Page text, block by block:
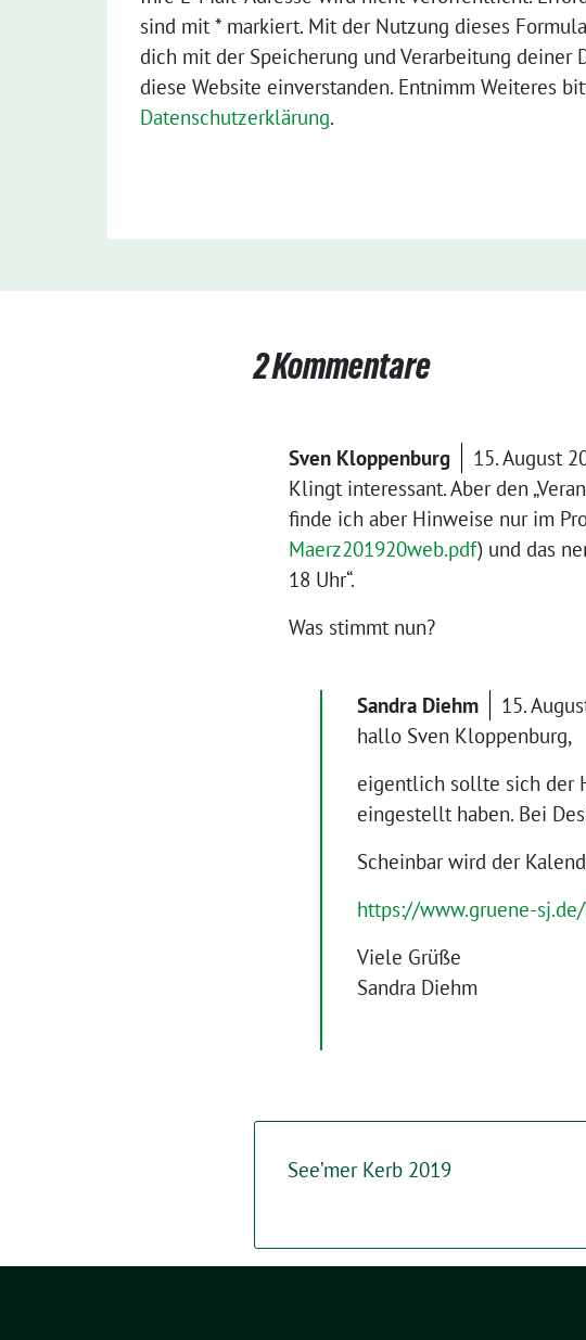
sind mit * markiert. Mit der Nutzung dieses
dich mit der Speicherung und Verarbeitung deiner
diese Website einverstanden. Entnimm Weiteres
Datenschutzerklärung.
2 Kommentare
Sven Kloppenburg
15. August
Klingt interessant. Aber den
finde ich aber Hinweise nur im
Maerz201920web.pdf) und das
18 Uhr“.
Was stimmt nun?
Sandra Diehm
15.
hallo Sven Kloppenburg,
eigentlich sollte sich der
eingestellt haben. Bei
Scheinbar wird der
https://www.gruene-
Viele Grüße
Sandra Diehm
See’mer Kerb 2019